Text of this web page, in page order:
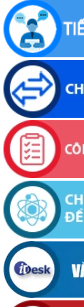
quyền sử dụng đất
Phường Buôn Hồ, tỉnh
(06/08/2026, 00:00)
Thông báo về việc
quyền sử dụng đất
Ngọc Loan. Thường trú
(06/08/2026, 00:00)
V/v công khai Quyết
UBND tỉnh Đắk Lắk về
bàn tỉnh Đắk Lắk
(04/08/2026, 00:00)
Thông báo về việc
thường, hỗ trợ và
thường, hỗ trợ khi Nhà
tạo, nâng cấp đường
đến đường Trần Cảnh)
(30/07/2026, 00:00)
Thông báo về việc cấp
chấp thuận bằng văn
hàng hoá xuất khẩu
(29/07/2026, 00:00)
Thông báo công khai